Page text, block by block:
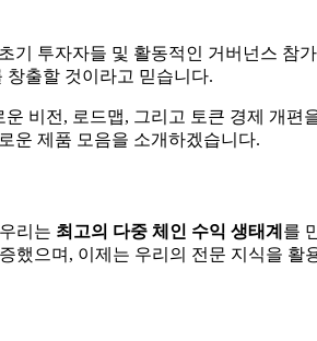
투자자들 및 활동적인 거버넌스 참
출할 것이라고 믿습니다.
비전, 로드맵, 그리고 토큰 경제 개편
운 제품 모음을 소개하겠습니다.
리는 최고의 다중 체인 수익 생태계 를
으며, 이제는 우리의 전문 지식을 활